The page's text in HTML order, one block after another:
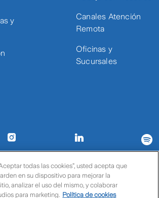
y
Canales Atención
Remota
Oficinas y
Sucursales
Políticas de privacidad Política de cookies
© Zurich
todas las cookies”, usted acepta que
en su dispositivo para mejorar la
analizar el uso del mismo, y colaborar
para marketing. Política de cookies